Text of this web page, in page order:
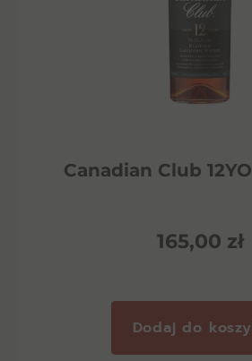
Canadian Club
165,00 zł
Dodaj do